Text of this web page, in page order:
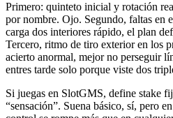
Primero: quinteto inicial y rotación
por nombre. Ojo. Segundo, faltas en
carga dos interiores rápido, el plan
Tercero, ritmo de tiro exterior en los
acierto anormal, mejor no perseguir
entres tarde solo porque viste dos
Si juegas en SlotGMS, define stake
“sensación”. Suena básico, sí, pero